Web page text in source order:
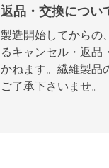
返品・交換につい
製造開始してからの
るキャンセル・返品
かねます。繊維製品
ご了承下さいませ。